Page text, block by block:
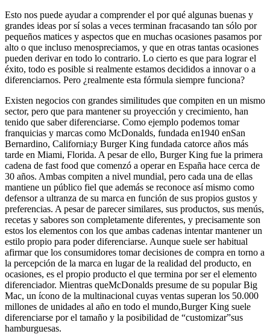
Esto nos puede ayudar a comprender el por qué algunas buenas y
grandes ideas por sí solas a veces terminan fracasando tan sólo por
pequeños matices y aspectos que en muchas ocasiones pasamos por
alto o que incluso menospreciamos, y que en otras tantas ocasiones
pueden derivar en todo lo contrario. Lo cierto es que para lograr el
éxito, todo es posible si realmente estamos decididos a innovar o a
diferenciarnos. Pero ¿realmente esta fórmula siempre funciona?
Existen negocios con grandes similitudes que compiten en un mismo
sector, pero que para mantener su proyección y crecimiento, han
tenido que saber diferenciarse. Como ejemplo podemos tomar
franquicias y marcas como McDonalds, fundada en1940 enSan
Bernardino, California;y Burger King fundada catorce años más
tarde en Miami, Florida. A pesar de ello, Burger King fue la primera
cadena de fast food que comenzó a operar en España hace cerca de
30 años. Ambas compiten a nivel mundial, pero cada una de ellas
mantiene un público fiel que además se reconoce así mismo como
defensor a ultranza de su marca en función de sus propios gustos y
preferencias. A pesar de parecer similares, sus productos, sus menús,
recetas y sabores son completamente diferentes, y precisamente son
estos los elementos con los que ambas cadenas intentar mantener un
estilo propio para poder diferenciarse. Aunque suele ser habitual
afirmar que los consumidores tomar decisiones de compra en torno a
la percepción de la marca en lugar de la realidad del producto, en
ocasiones, es el propio producto el que termina por ser el elemento
diferenciador. Mientras queMcDonalds presume de su popular Big
Mac, un ícono de la multinacional cuyas ventas superan los 50.000
millones de unidades al año en todo el mundo,Burger King suele
diferenciarse por el tamaño y la posibilidad de “customizar”sus
hamburguesas.